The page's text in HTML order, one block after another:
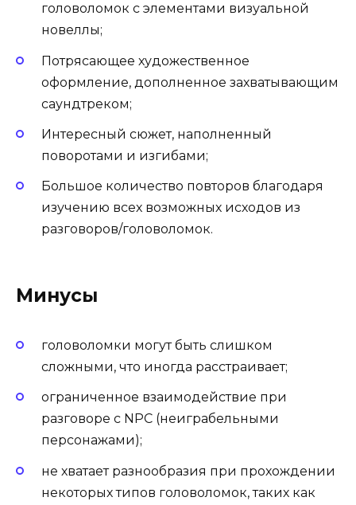
головоломок с элементами визуальной
новеллы;
Потрясающее художественное
оформление, дополненное захватывающим
саундтреком;
Интересный сюжет, наполненный
поворотами и изгибами;
Большое количество повторов благодаря
изучению всех возможных исходов из
разговоров/головоломок.
Минусы
головоломки могут быть слишком
сложными, что иногда расстраивает;
ограниченное взаимодействие при
разговоре с NPC (неиграбельными
персонажами);
не хватает разнообразия при прохождении
некоторых типов головоломок, таких как